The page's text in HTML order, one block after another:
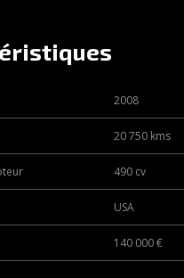
2008
20 750 kms
490 cv
USA
140 000 €